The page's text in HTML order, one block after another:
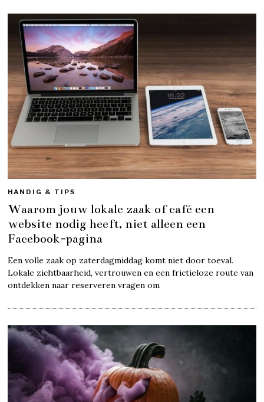
HANDIG & TIPS
Waarom jouw lokale zaak of café een
website nodig heeft, niet alleen een
Facebook-pagina
Een volle zaak op zaterdagmiddag komt niet door toeval.
Lokale zichtbaarheid, vertrouwen en een frictieloze route van
ontdekken naar reserveren vragen om